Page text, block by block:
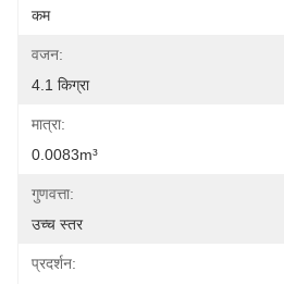
कम
वजन:
4.1 किग्रा
मात्रा:
0.0083m³
गुणवत्ता:
उच्च स्तर
प्रदर्शन: